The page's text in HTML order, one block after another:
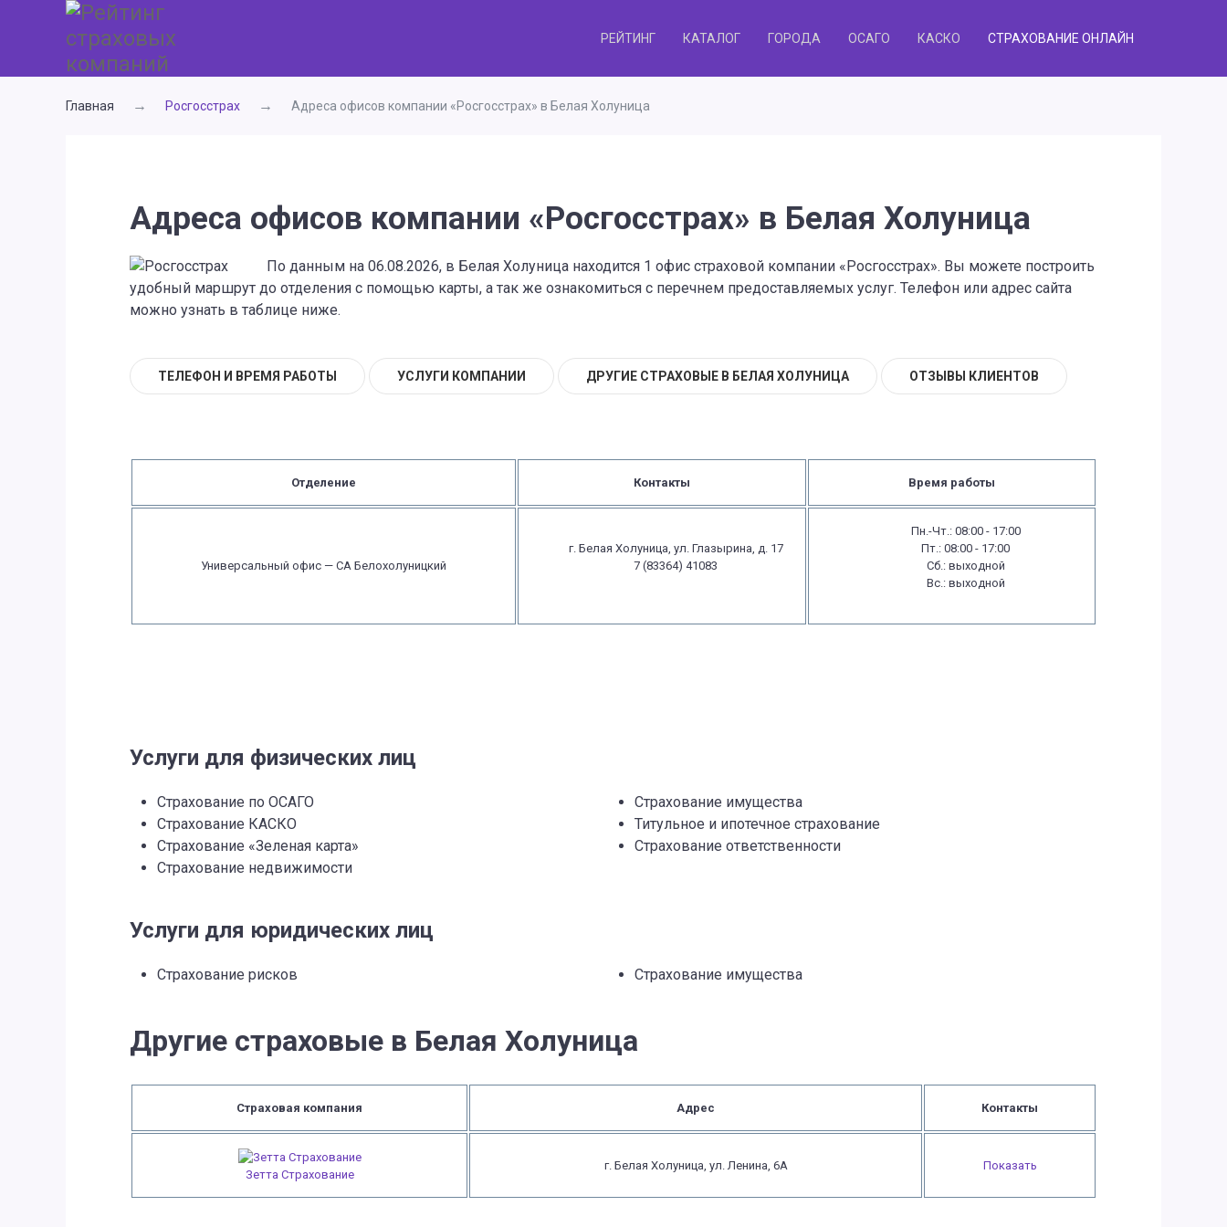
РЕЙТИНГ КАТАЛОГ ГОРОДА ОСАГО КАСКО СТРАХОВАНИЕ ОНЛАЙН
Главная Росгосстрах Адреса офисов компании «Росгосстрах» в Белая Холуница
Адреса офисов компании «Росгосстрах» в Белая Холуница
По данным на 06.08.2026, в Белая Холуница находится 1 офис страховой компании «Росгосстрах». Вы можете построить
удобный маршрут до отделения с помощью карты, а так же ознакомиться с перечнем предоставляемых услуг. Телефон или адрес сайта
можно узнать в таблице ниже.
ТЕЛЕФОН И ВРЕМЯ РАБОТЫ УСЛУГИ КОМПАНИИ ДРУГИЕ СТРАХОВЫЕ В БЕЛАЯ ХОЛУНИЦА ОТЗЫВЫ КЛИЕНТОВ
Отделение Контакты Время работы
Универсальный офис — СА Белохолуницкий
г. Белая Холуница, ул. Глазырина, д. 17
7 (83364) 41083
Пн.-Чт.: 08:00 - 17:00
Пт.: 08:00 - 17:00
Сб.: выходной
Вс.: выходной
Услуги для физических лиц
Страхование по ОСАГО
Страхование КАСКО
Страхование «Зеленая карта»
Страхование недвижимости
Страхование имущества
Титульное и ипотечное страхование
Страхование ответственности
Услуги для юридических лиц
Страхование рисков Страхование имущества
Другие страховые в Белая Холуница
Страховая компания Адрес Контакты
Зетта Страхование
г. Белая Холуница, ул. Ленина, 6А Показать